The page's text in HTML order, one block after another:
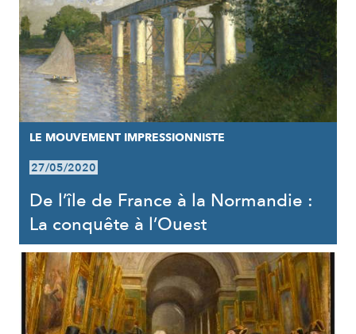
LE MOUVEMENT IMPRESSIONNISTE
27/05/2020
De l’île de France à la Normandie :
La conquête à l’Ouest